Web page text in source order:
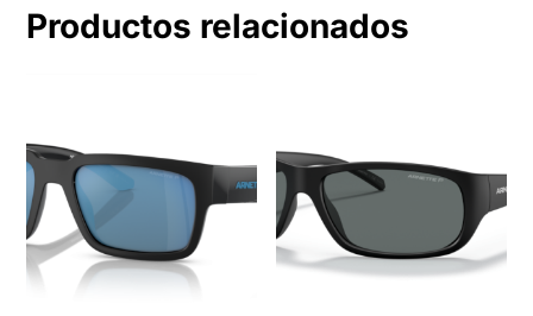
Productos relacionados